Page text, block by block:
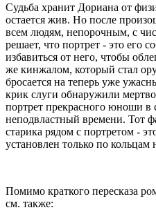
Судьба хранит Дориана от
остается жив. Но после
всем людям, непорочным, с
решает, что портрет - это его
избавиться от него, чтобы
же кинжалом, который стал
бросается на теперь уже
крик слуги обнаружили
портрет прекрасного юноши
неподвластный времени. Тот
старика рядом с портретом -
установлен только по
Помимо краткого пересказа
см. также: